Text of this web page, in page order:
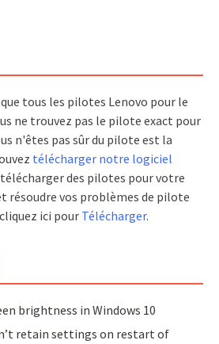
tous les pilotes Lenovo pour le
ne trouvez pas le pilote exact pour
n'êtes pas sûr du pilote est la
télécharger notre logiciel
télécharger des pilotes pour votre
résoudre vos problèmes de pilote
ici pour Télécharger.
brightness in Windows 10
retain settings on restart of